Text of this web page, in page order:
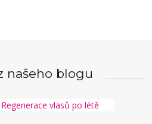
našeho blogu